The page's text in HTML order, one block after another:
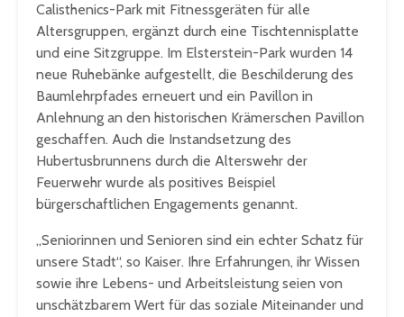
Calisthenics-Park mit Fitnessgeräten für alle
Altersgruppen, ergänzt durch eine Tischtennisplatte
und eine Sitzgruppe. Im Elsterstein-Park wurden 14
neue Ruhebänke aufgestellt, die Beschilderung des
Baumlehrpfades erneuert und ein Pavillon in
Anlehnung an den historischen Krämerschen Pavillon
geschaffen. Auch die Instandsetzung des
Hubertusbrunnens durch die Alterswehr der
Feuerwehr wurde als positives Beispiel
bürgerschaftlichen Engagements genannt.
„Seniorinnen und Senioren sind ein echter Schatz für
unsere Stadt“, so Kaiser. Ihre Erfahrungen, ihr Wissen
sowie ihre Lebens- und Arbeitsleistung seien von
unschätzbarem Wert für das soziale Miteinander und